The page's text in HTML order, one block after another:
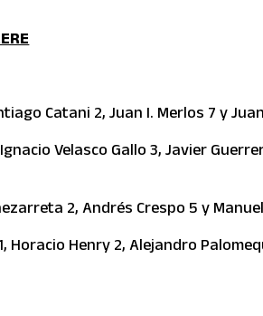
Catani 2, Juan I. Merlos 7 y
Velasco Gallo 3, Javier
2, Andrés Crespo 5 y
Horacio Henry 2, Alejandro